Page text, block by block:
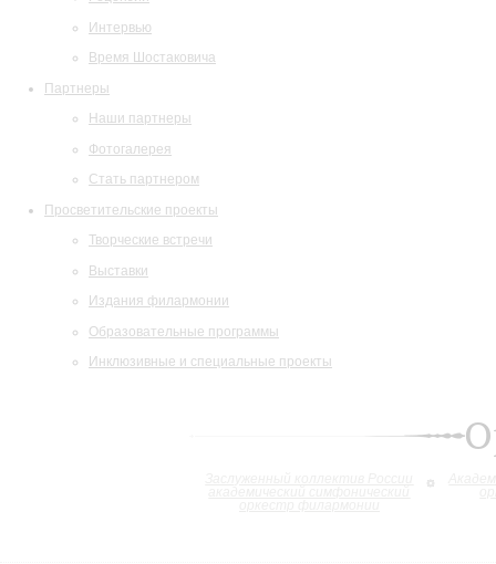
Интервью
Время Шостаковича
Партнеры
Наши партнеры
Фотогалерея
Стать партнером
Просветительские проекты
Творческие встречи
Выставки
Издания филармонии
Образовательные программы
Инклюзивные и специальные проекты